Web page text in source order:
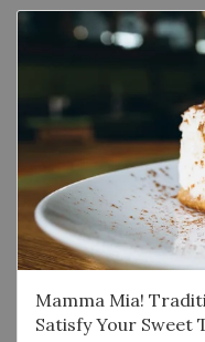
Mamma Mia!
Satisfy Your Sweet